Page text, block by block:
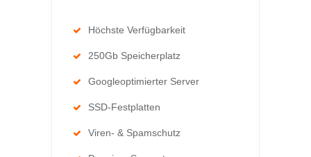
Höchste Verfügbarkeit
250Gb Speicherplatz
Googleoptimierter Server
SSD-Festplatten
Viren- & Spamschutz